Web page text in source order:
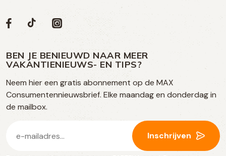
Volg
op
social
media
Social
Volg
op
Facebook
Volg
op
TikTok
Volg
op
Instagram
BEN JE BENIEUWD NAAR MEER
VAKANTIENIEUWS- EN TIPS?
Neem hier een gratis abonnement op de MAX
Consumentennieuwsbrief. Elke maandag en donderdag in
de mailbox.
mailadres
Inschrijven